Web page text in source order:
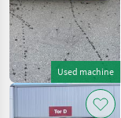
Used machine